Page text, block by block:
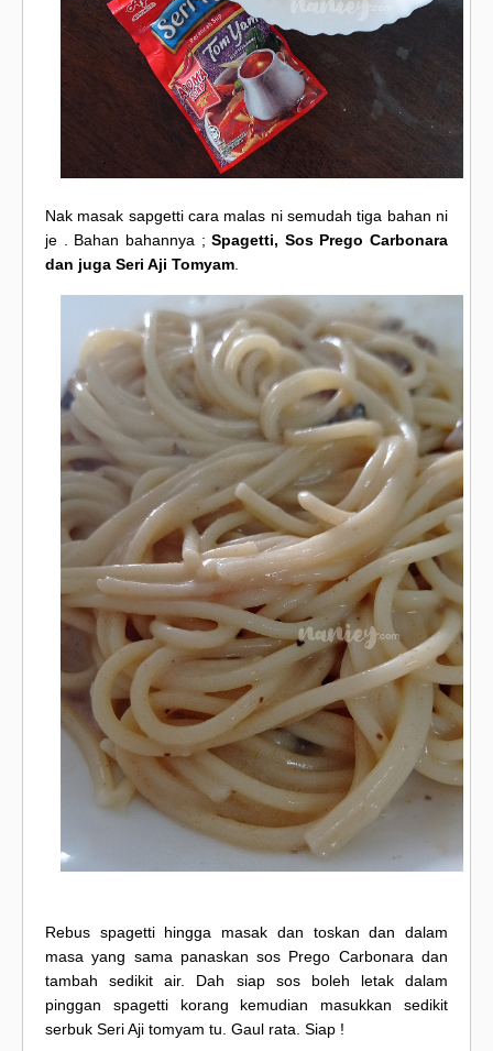
Nak masak sapgetti cara malas ni semudah tiga bahan ni
je . Bahan bahannya ;Spagetti, Sos Prego Carbonara
dan juga Seri Aji Tomyam
Rebus spagetti hingga masak dan toskan dan dalam
masa yang sama panaskan sos Prego Carbonara dan
tambah sedikit air. Dah siap sos boleh letak dalam
pinggan spagetti korang kemudian masukkan sedikit
serbuk Seri Aji tomyam tu. Gaul rata. Siap !